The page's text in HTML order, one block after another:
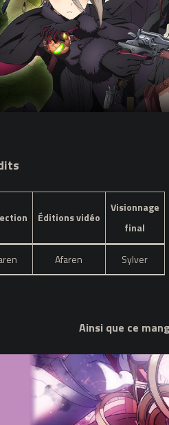
Éditions vidéo
Visionnage
final
Afaren Sylver
Ainsi que ce